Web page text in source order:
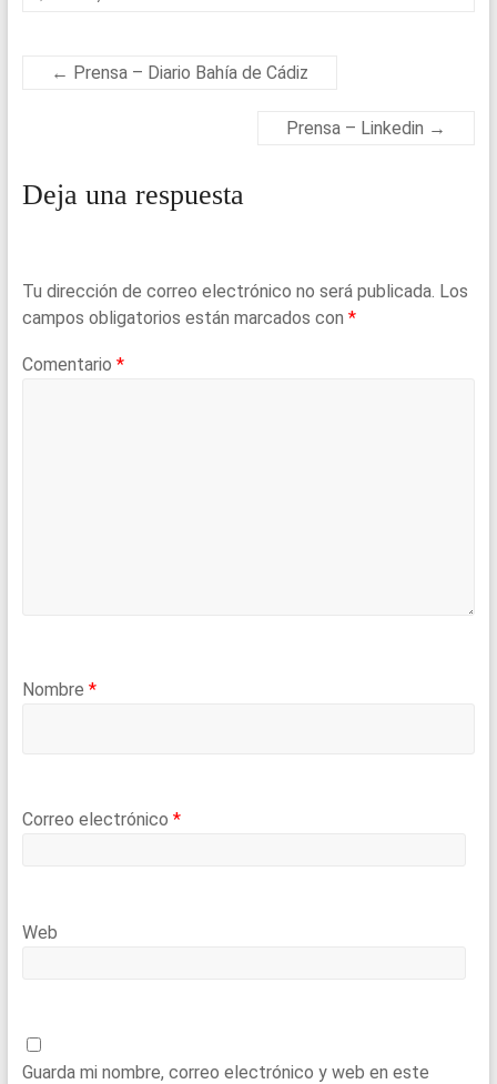
o
p
← Prensa – Diario Bahía de Cádiz
Prensa – Linkedin →
Deja una respuesta
Tu dirección de correo electrónico no será publicada. Los
campos obligatorios están marcados con *
Comentario *
Nombre *
Correo electrónico *
Web
Guarda mi nombre, correo electrónico y web en este